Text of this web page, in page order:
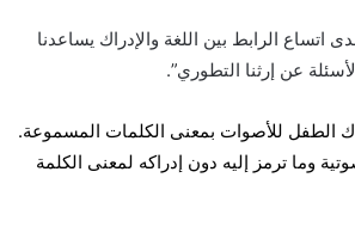
اتساع الرابط بين اللغة والإدراك يساعدنا
عن إرثنا التطوري”.
الطفل للأصوات بمعنى الكلمات المسموعة.
وما ترمز إليه دون إدراكه لمعنى الكلمة